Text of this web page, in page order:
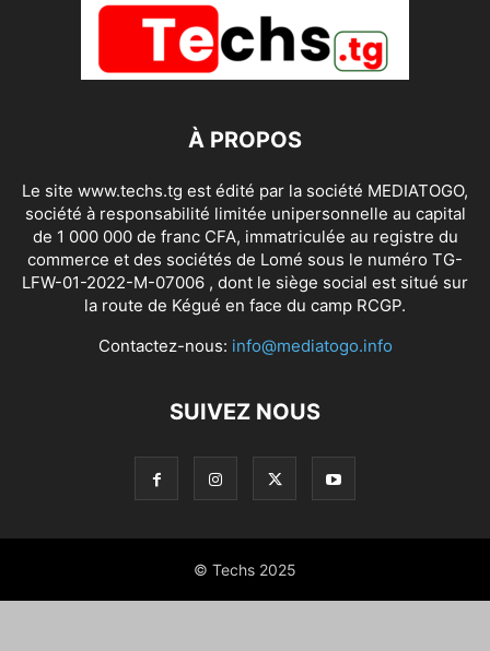
À PROPOS
Le site www.techs.tg est édité par la société MEDIATOGO,
société à responsabilité limitée unipersonnelle au capital
de 1 000 000 de franc CFA, immatriculée au registre du
commerce et des sociétés de Lomé sous le numéro TG-
LFW-01-2022-M-07006 , dont le siège social est situé sur
la route de Kégué en face du camp RCGP.
Contactez-nous: info@mediatogo.info
SUIVEZ NOUS
© Techs 2025